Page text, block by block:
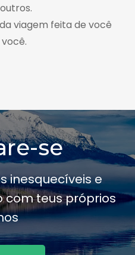
viagem feita de você
se
inesquecíveis e
com teus próprios